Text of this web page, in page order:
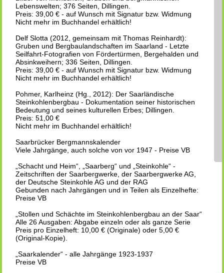
Lebenswelten; 376 Seiten, Dillingen.
Preis: 39,00 € - auf Wunsch mit Signatur bzw. Widmung
Nicht mehr im Buchhandel erhältlich!
Delf Slotta (2012, gemeinsam mit Thomas Reinhardt):
Gruben und Bergbaulandschaften im Saarland - Letzte
Seilfahrt-Fotografien von Fördertürmen, Bergehalden und
Absinkweihern; 336 Seiten, Dillingen.
Preis: 39,00 € - auf Wunsch mit Signatur bzw. Widmung
Nicht mehr im Buchhandel erhältlich!
Pohmer, Karlheinz (Hg., 2012): Der Saarländische
Steinkohlenbergbau - Dokumentation seiner historischen
Bedeutung und seines kulturellen Erbes; Dillingen.
Preis: 51,00 €
Nicht mehr im Buchhandel erhältlich!
Saarbrücker Bergmannskalender
Viele Jahrgänge, auch solche von vor 1947 - Preise VB
„Schacht und Heim“, „Saarberg“ und „Steinkohle“ -
Zeitschriften der Saarbergwerke, der Saarbergwerke AG,
der Deutsche Steinkohle AG und der RAG
Gebunden nach Jahrgängen und in Teilen als Einzelhefte:
Preise VB
„Stollen und Schächte im Steinkohlenbergbau an der Saar“
Alle 26 Ausgaben: Abgabe einzeln oder als ganze Serie
Preis pro Einzelheft: 10,00 € (Originale) oder 5,00 €
(Original-Kopie).
„Saarkalender“ - alle Jahrgänge 1923-1937
Preise VB